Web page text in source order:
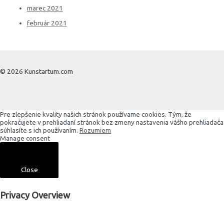
marec 2021
február 2021
© 2026 Kunstartum.com
Pre zlepšenie kvality našich stránok používame cookies. Tým, že
pokračujete v prehliadaní stránok bez zmeny nastavenia vášho prehliadača
súhlasíte s ich používaním. Rozumiem
Manage consent
Close
Privacy Overview